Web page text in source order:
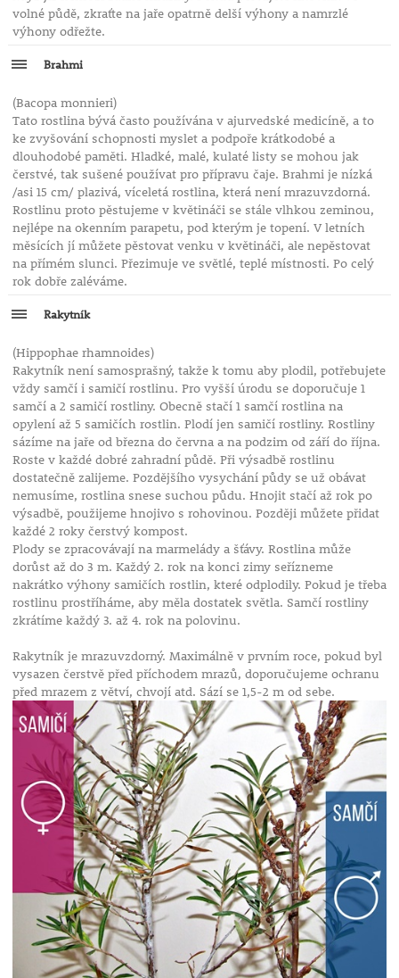
volné půdě, zkraťte na jaře opatrně delší výhony a namrzlé
výhony odřežte.
Brahmi
(Bacopa monnieri)
Tato rostlina bývá často používána v ajurvedské medicíně, a to
ke zvyšování schopnosti myslet a podpoře krátkodobé a
dlouhodobé paměti. Hladké, malé, kulaté listy se mohou jak
čerstvé, tak sušené používat pro přípravu čaje. Brahmi je nízká
/asi 15 cm/ plazivá, víceletá rostlina, která není mrazuvzdorná.
Rostlinu proto pěstujeme v květináči se stále vlhkou zeminou,
nejlépe na okenním parapetu, pod kterým je topení. V letních
měsících jí můžete pěstovat venku v květináči, ale nepěstovat
na přímém slunci. Přezimuje ve světlé, teplé místnosti. Po celý
rok dobře zaléváme.
Rakytník
(Hippophae rhamnoides)
Rakytník není samosprašný, takže k tomu aby plodil, potřebujete
vždy samčí i samičí rostlinu. Pro vyšší úrodu se doporučuje 1
samčí a 2 samičí rostliny. Obecně stačí 1 samčí rostlina na
opylení až 5 samičích rostlin. Plodí jen samičí rostliny. Rostliny
sázíme na jaře od března do června a na podzim od září do října.
Roste v každé dobré zahradní půdě. Při výsadbě rostlinu
dostatečně zalijeme. Pozdějšího vysychání půdy se už obávat
nemusíme, rostlina snese suchou půdu. Hnojit stačí až rok po
výsadbě, použijeme hnojivo s rohovinou. Později můžete přidat
každé 2 roky čerstvý kompost.
Plody se zpracovávají na marmelády a šťávy. Rostlina může
dorůst až do 3 m. Každý 2. rok na konci zimy seřízneme
nakrátko výhony samičích rostlin, které odplodily. Pokud je třeba
rostlinu prostříháme, aby měla dostatek světla. Samčí rostliny
zkrátíme každý 3. až 4. rok na polovinu.
Rakytník je mrazuvzdorný. Maximálně v prvním roce, pokud byl
vysazen čerstvě před příchodem mrazů, doporučujeme ochranu
před mrazem z větví, chvojí atd. Sází se 1,5-2 m od sebe.